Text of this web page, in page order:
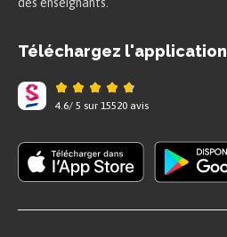
Téléchargez l'application
4.6/ 5 sur 15520 avis